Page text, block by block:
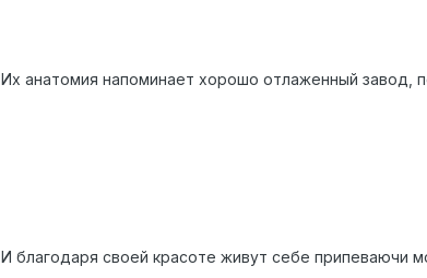
Их анатомия напоминает хорошо отлаженный завод,
И благодаря своей красоте живут себе припеваючи